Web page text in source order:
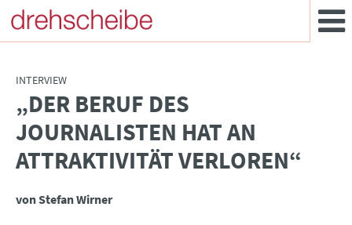
INTERVIEW
„DER BERUF DES
JOURNALISTEN HAT AN
ATTRAKTIVITÄT VERLOREN“
von Stefan Wirner